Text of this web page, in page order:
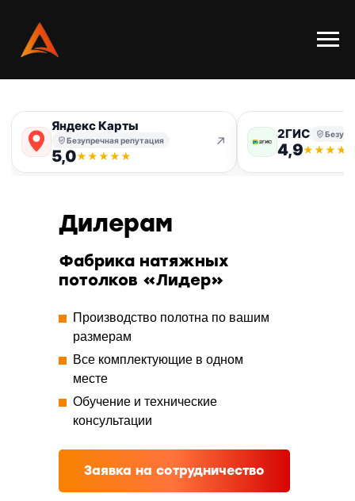
Яндекс Карты
Безупречная репутация
5,0★★★★★
↗
2ГИС
4,9★★★★
Фабрика натяжных
потолков «Лидер»
Дилерам
Обучение и технические
консультации
Все комплектующие в одном
месте
Производство полотна по вашим
размерам
Заявка на сотрудничество